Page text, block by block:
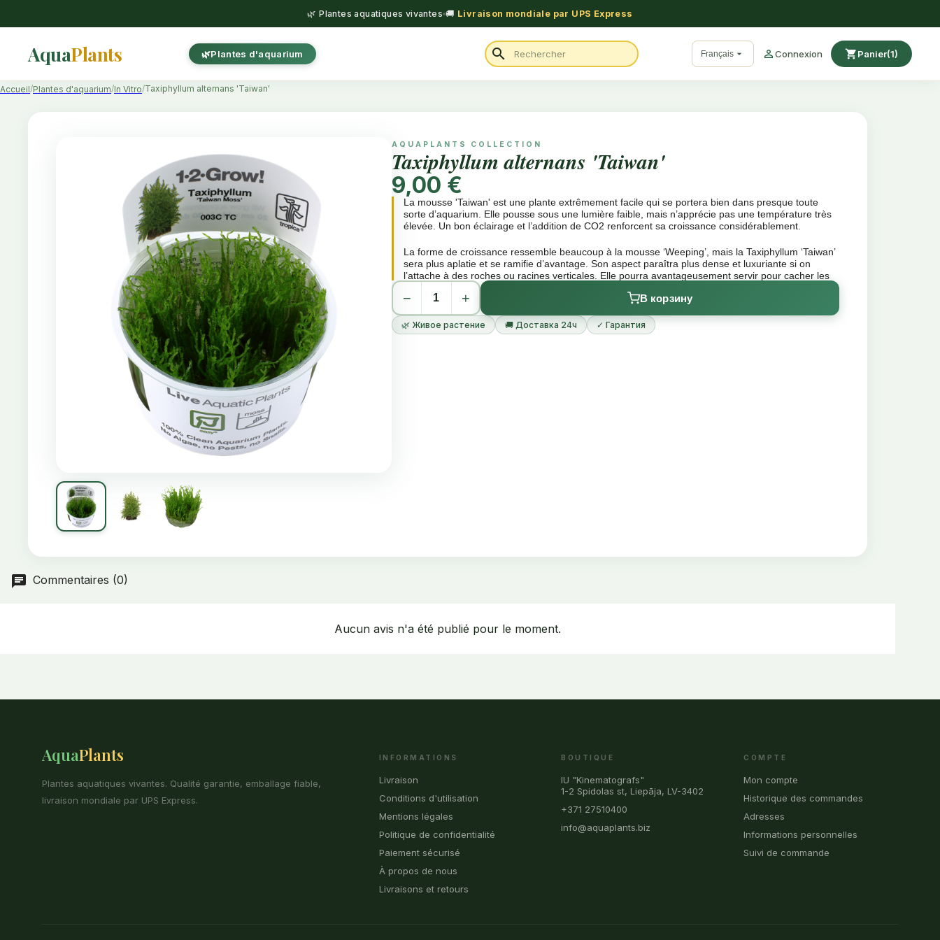
🌿 Plantes aquatiques vivantes 🚚 Livraison mondiale par UPS Express
AquaPlants Plantes d'aquarium search Français  Connexion shopping_cartPanier(1)
Accueil Plantes d'aquarium In Vitro Taxiphyllum alternans 'Taiwan'
AQUAPLANTS COLLECTION
Taxiphyllum alternans 'Taiwan'
9,00 €
La mousse 'Taiwan' est une plante extrêmement facile qui se portera bien dans presque toute
sorte d’aquarium. Elle pousse sous une lumière faible, mais n’apprécie pas une température très
élevée. Un bon éclairage et l’addition de CO2 renforcent sa croissance considérablement.
La forme de croissance ressemble beaucoup à la mousse ‘Weeping’, mais la Taxiphyllum ‘Taiwan’
sera plus aplatie et se ramifie d’avantage. Son aspect paraîtra plus dense et luxuriante si on
l’attache à des roches ou racines verticales. Elle pourra avantageusement servir pour cacher les
installations de l’aquarium.
Son identié exacte reste à établir, mais elle pourrait être de la famille Isopterygium.
− + В корзину
🌿 Живое растение 🚚 Доставка 24ч ✓ Гарантия
Commentaires (0)
Aucun avis n'a été publié pour le moment.
AquaPlants
Plantes aquatiques vivantes. Qualité garantie, emballage fiable,
livraison mondiale par UPS Express.
INFORMATIONS
Livraison
Conditions d'utilisation
Mentions légales
Politique de confidentialité
Paiement sécurisé
À propos de nous
Livraisons et retours
BOUTIQUE
IU "Kinematografs"
1-2 Spidolas st, Liepāja, LV-3402
+371 27510400
info@aquaplants.biz
COMPTE
Mon compte
Historique des commandes
Adresses
Informations personnelles
Suivi de commande